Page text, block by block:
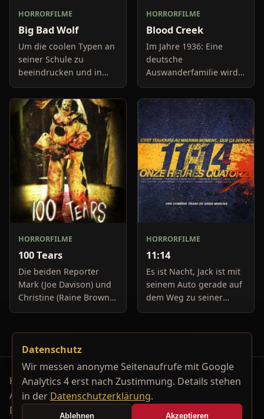
HORRORFILME
Big Bad Wolf
Um die coolen Typen an
seiner Schule zu
beeindrucken und in
ihre Verbindung
aufgenommen zu
werden, stiehlt der
Außenseiter Derek
(Trevor Duke) die
Schlüssel
HORRORFILME
Blood Creek
Im Jahre 1936: Eine
deutsche
Auswanderfamilie wird
in den USA von Richard
Wirth besucht. Wirth ist
auf der Suche nach
okkulten Gegenständen,
die er für die h
HORRORFILME
100 Tears
Die beiden Reporter
Mark (Joe Davison) und
Christine (Raine Brown)
haben keine Lust mehr
Boulevard-Meldungen
und befassen sich
neuerdings mit Se
HORRORFILME
11:14
Es ist Nacht, Jack ist mit
seinem Auto gerade auf
dem Weg zu seiner
Freundin, um diese
Auto springt auf 11:14h,
fäll
Horrorfilm-Reviews, Serienkiller-Profile und Genre-
Archiv.
Datenschutzerklärung
Kontakt
Datenschutz
Wir messen anonyme Seitenaufrufe mit Google
Analytics 4 erst nach Zustimmung. Details stehen
in der Datenschutzerklärung.
Ablehnen Akzeptieren